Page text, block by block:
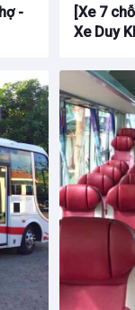
-
[Xe 7
Xe Duy